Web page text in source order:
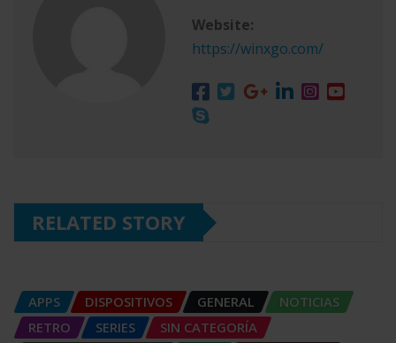
Website:
https://winxgo.com/
RELATED STORY
APPS DISPOSITIVOS GENERAL
NOTICIAS
RETRO
SERIES
SIN CATEGORÍA